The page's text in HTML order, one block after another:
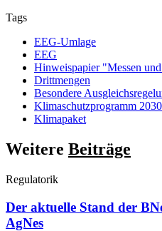
Tags
EEG-Umlage
EEG
Hinweispapier "Messen
Drittmengen
Besondere
Klimaschutzprogramm 2030
Klimapaket
Weitere Beiträge
Regulatorik
Der aktuelle Stand der
AgNes